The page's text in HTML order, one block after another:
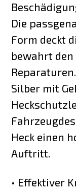
Die
Form deckt
bewahrt
Silber mit
Heck einen
Auftritt.
• Effektiver